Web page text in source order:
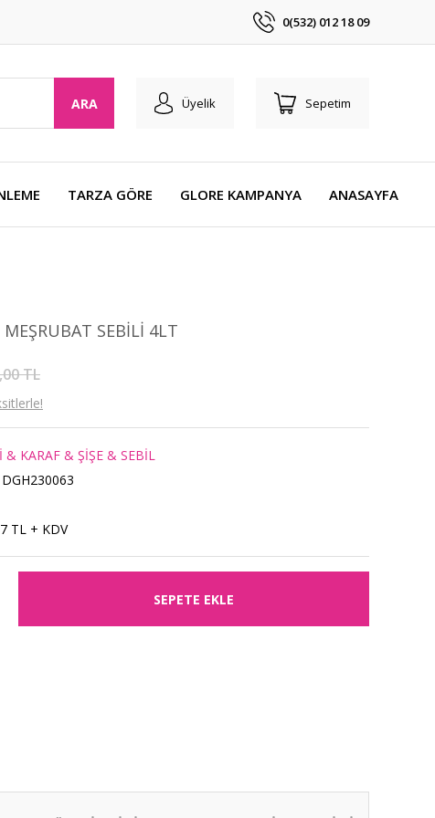
0(532) 012 18 09
ARA Üyelik Sepetim
TARZA GÖRE GLORE KAMPANYA ANASAYFA
SEBİLİ 4LT
TL
& KARAF & ŞİŞE & SEBİL
TL + KDV
SEPETE EKLE